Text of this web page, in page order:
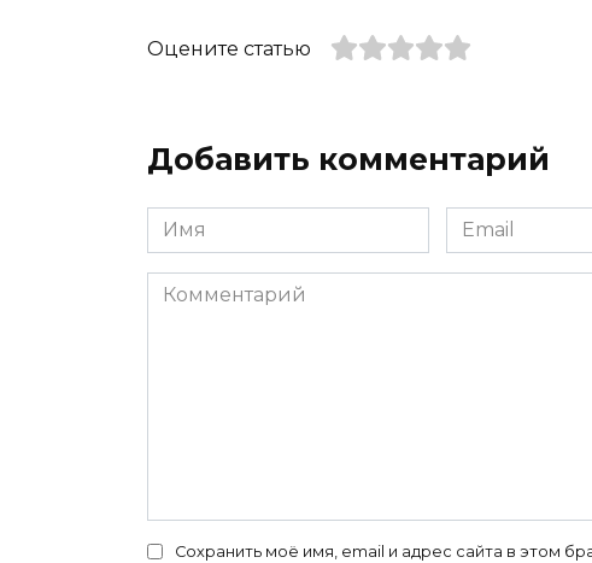
Оцените статью
Добавить комментарий
Имя
*
Email
*
Комментарий
Сохранить моё имя, email и адрес сайта в этом